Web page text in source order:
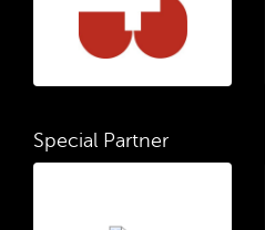
Special Partner